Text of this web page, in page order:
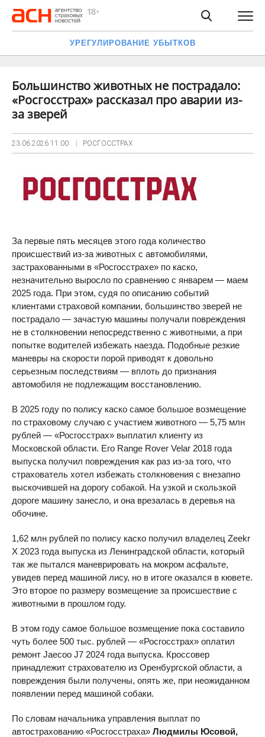
УРЕГУЛИРОВАНИЕ УБЫТКОВ
Большинство животных не пострадало:
«Росгосстрах» рассказал про аварии из-
за зверей
23.06.2026 11:00 РОСГОССТРАХ
За первые пять месяцев этого года количество
происшествий из-за животных с автомобилями,
застрахованными в «Росгосстрахе» по каско,
незначительно выросло по сравнению с январем — маем
2025 года. При этом, судя по описанию событий
клиентами страховой компании, большинство зверей не
пострадало — зачастую машины получали повреждения
не в столкновении непосредственно с животными, а при
попытке водителей избежать наезда. Подобные резкие
маневры на скорости порой приводят к довольно
серьезным последствиям — вплоть до признания
автомобиля не подлежащим восстановлению.
В 2025 году по полису каско самое большое возмещение
по страховому случаю с участием животного — 5,75 млн
рублей — «Росгосстрах» выплатил клиенту из
Московской области. Его Range Rover Velar 2018 года
выпуска получил повреждения как раз из-за того, что
страхователь хотел избежать столкновения с внезапно
выскочившей на дорогу собакой. На узкой и скользкой
дороге машину занесло, и она врезалась в деревья на
обочине.
1,62 млн рублей по полису каско получил владелец Zeekr
X 2023 года выпуска из Ленинградской области, который
так же пытался маневрировать на мокром асфальте,
увидев перед машиной лису, но в итоге оказался в кювете.
Это второе по размеру возмещение за происшествие с
животными в прошлом году.
В этом году самое большое возмещение пока составило
чуть более 500 тыс. рублей — «Росгосстрах» оплатил
ремонт Jaecoo J7 2024 года выпуска. Кроссовер
принадлежит страхователю из Оренбургской области, а
повреждения были получены, опять же, при неожиданном
появлении перед машиной собаки.
По словам начальника управления выплат по
автострахованию «Росгосстраха» Людмилы Юсовой,